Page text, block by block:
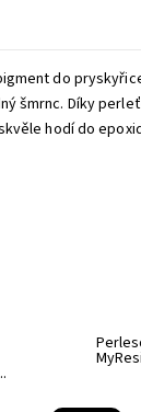
do
šmrnc. Díky
hodí do